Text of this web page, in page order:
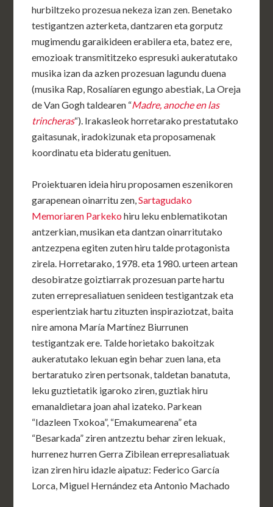
hurbiltzeko prozesua nekeza izan zen. Benetako
testigantzen azterketa, dantzaren eta gorputz
mugimendu garaikideen erabilera eta, batez ere,
emozioak transmititzeko espresuki aukeratutako
musika izan da azken prozesuan lagundu duena
(musika Rap, Rosalíaren egungo abestiak, La Oreja
de Van Gogh taldearen “Madre, anoche en las
trincheras“). Irakasleok horretarako prestatutako
gaitasunak, iradokizunak eta proposamenak
koordinatu eta bideratu genituen.
Proiektuaren ideia hiru proposamen eszenikoren
garapenean oinarritu zen,Sartagudako
Memoriaren Parkeko hiru leku enblematikotan
antzerkian, musikan eta dantzan oinarritutako
antzezpena egiten zuten hiru talde protagonista
zirela. Horretarako, 1978. eta 1980. urteen artean
desobiratze goiztiarrak prozesuan parte hartu
zuten errepresaliatuen senideen testigantzak eta
esperientziak hartu zituzten inspiraziotzat, baita
nire amona María Martínez Biurrunen
testigantzak ere. Talde horietako bakoitzak
aukeratutako lekuan egin behar zuen lana, eta
bertaratuko ziren pertsonak, taldetan banatuta,
leku guztietatik igaroko ziren, guztiak hiru
emanaldietara joan ahal izateko. Parkean
“Idazleen Txokoa”, “Emakumearena” eta
“Besarkada” ziren antzeztu behar ziren lekuak,
hurrenez hurren Gerra Zibilean errepresaliatuak
izan ziren hiru idazle aipatuz: Federico García
Lorca, Miguel Hernández eta Antonio Machado